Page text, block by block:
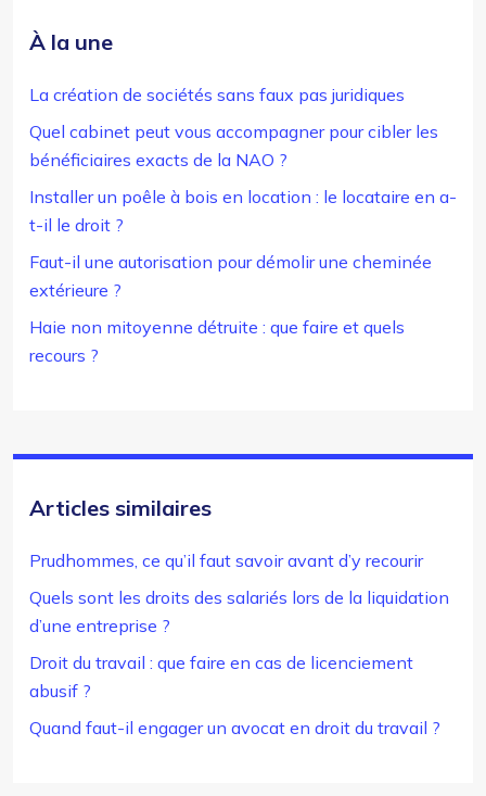
À la une
La création de sociétés sans faux pas juridiques
Quel cabinet peut vous accompagner pour cibler les
bénéficiaires exacts de la NAO ?
Installer un poêle à bois en location : le locataire en a-
t-il le droit ?
Faut-il une autorisation pour démolir une cheminée
extérieure ?
Haie non mitoyenne détruite : que faire et quels
recours ?
Articles similaires
Prudhommes, ce qu’il faut savoir avant d’y recourir
Quels sont les droits des salariés lors de la liquidation
d’une entreprise ?
Droit du travail : que faire en cas de licenciement
abusif ?
Quand faut-il engager un avocat en droit du travail ?